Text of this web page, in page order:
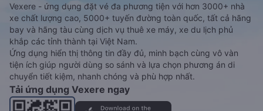
Vexere - ứng dụng đặt vé đa phương tiện với hơn 3000+ nhà
xe chất lượng cao, 5000+ tuyến đường toàn quốc, tất cả hãng
bay và hãng tàu cùng dịch vụ thuê xe máy, xe du lịch phủ
khắp các tỉnh thành tại Việt Nam.
Ứng dụng hiển thị thông tin đầy đủ, minh bạch cùng vô vàn
tiện ích giúp người dùng so sánh và lựa chọn phương án di
chuyển tiết kiệm, nhanh chóng và phù hợp nhất.
Tải ứng dụng Vexere ngay